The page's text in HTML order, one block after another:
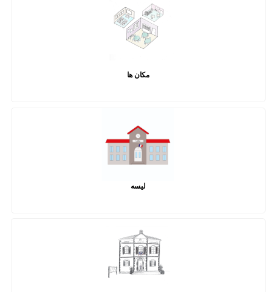
مکان ها
لیسه